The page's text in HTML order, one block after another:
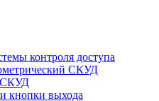
контроля доступа
СКУД
СКУД
кнопки выхода